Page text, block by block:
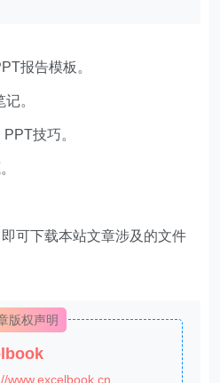
报告模板。
。
技巧。
可下载本站文章涉及的文件
版权声明
www.excelbook.cn